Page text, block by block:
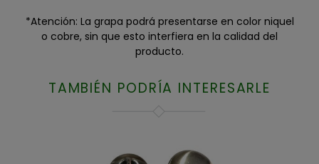
*Atención: La grapa podrá presentarse en color niquel
o cobre, sin que esto interfiera en la calidad del
producto.
TAMBIÉN PODRÍA INTERESARLE